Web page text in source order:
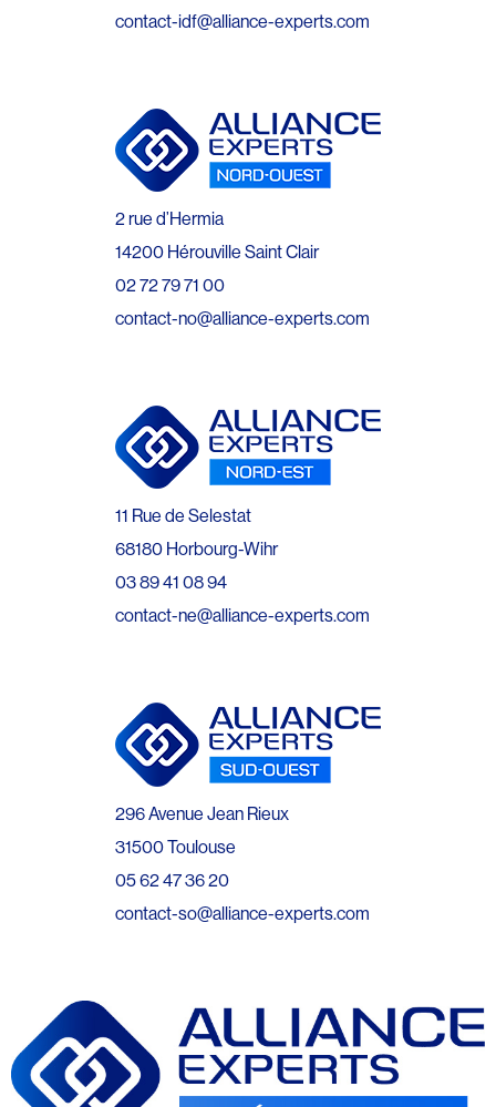
contact-idf@alliance-experts.com
2 rue d’Hermia
14200 Hérouville Saint Clair
02 72 79 71 00
contact-no@alliance-experts.com
11 Rue de Selestat
68180 Horbourg-Wihr
03 89 41 08 94
contact-ne@alliance-experts.com
296 Avenue Jean Rieux
31500 Toulouse
05 62 47 36 20
contact-so@alliance-experts.com